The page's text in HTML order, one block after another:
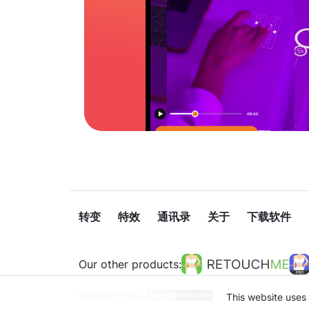
转变 特效 通讯录 关于 下载软件
Our other products:
This website